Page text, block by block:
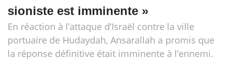
sioniste est imminente »
En réaction à l’attaque d’Israël contre la ville
portuaire de Hudaydah, Ansarallah a promis que
la réponse définitive était imminente à l’ennemi.